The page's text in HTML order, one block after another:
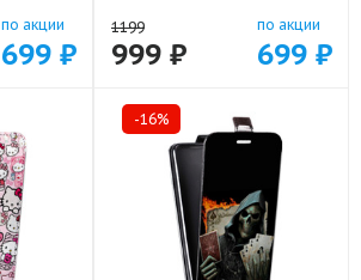
по акции
699 ₽
1199
999 ₽
по акции
699 ₽
-16%